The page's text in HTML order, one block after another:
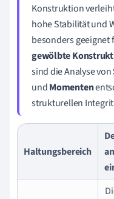
Konstruktion
hohe Stabilität und
besonders geeignet
gewölbte
sind die Analyse von
undMomenten
strukturellen
Haltungsbereich